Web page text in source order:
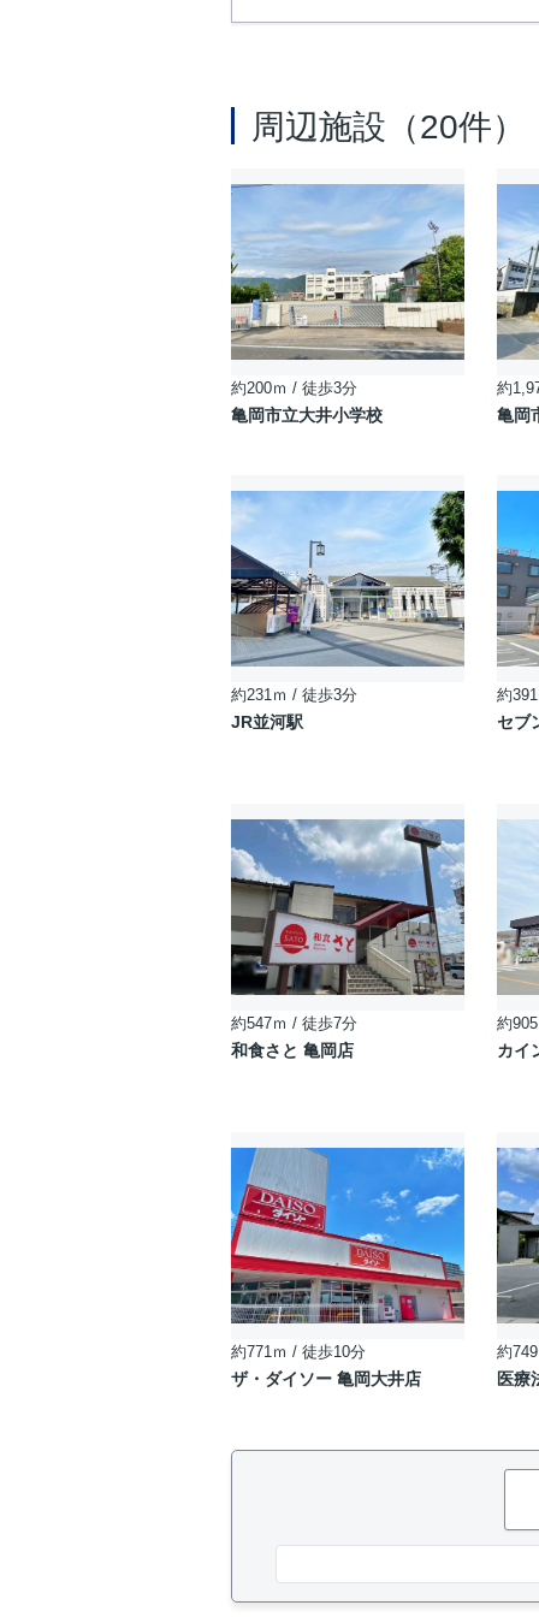
周辺施設（20件）
約200ｍ / 徒歩3分
亀岡市立大井小学校
約
亀岡
約231ｍ / 徒歩3分
JR並河駅
約
セブ
約547ｍ / 徒歩7分
和食さと 亀岡店
約
カイ
約771ｍ / 徒歩10分
ザ・ダイソー 亀岡大井店
約
医療